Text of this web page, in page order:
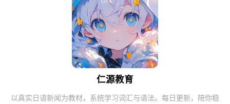
仁源教育
以真实日语新闻为教材，系统学习词汇与语法。每日更新，陪你稳